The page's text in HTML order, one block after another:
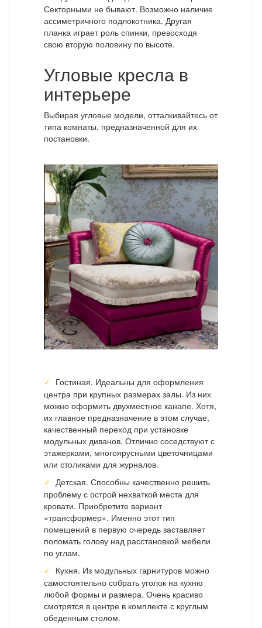
Секторными не бывают. Возможно наличие
ассиметричного подлокотника. Другая
планка играет роль спинки, превосходя
свою вторую половину по высоте.
Угловые кресла в
интерьере
Выбирая угловые модели, отталкивайтесь от
типа комнаты, предназначенной для их
постановки.
Гостиная. Идеальны для оформления
центра при крупных размерах залы. Из них
можно оформить двухместное канапе. Хотя,
их главное предназначение в этом случае,
качественный переход при установке
модульных диванов. Отлично соседствуют с
этажерками, многоярусными цветочницами
или столиками для журналов.
Детская. Способны качественно решить
проблему с острой нехваткой места для
кровати. Приобретите вариант
«трансформер». Именно этот тип
помещений в первую очередь заставляет
поломать голову над расстановкой мебели
по углам.
Кухня. Из модульных гарнитуров можно
самостоятельно собрать уголок на кухню
любой формы и размера. Очень красиво
смотрятся в центре в комплекте с круглым
обеденным столом.